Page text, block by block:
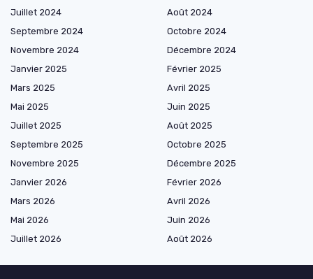
Juillet 2024
Août 2024
Septembre 2024
Octobre 2024
Novembre 2024
Décembre 2024
Janvier 2025
Février 2025
Mars 2025
Avril 2025
Mai 2025
Juin 2025
Juillet 2025
Août 2025
Septembre 2025
Octobre 2025
Novembre 2025
Décembre 2025
Janvier 2026
Février 2026
Mars 2026
Avril 2026
Mai 2026
Juin 2026
Juillet 2026
Août 2026